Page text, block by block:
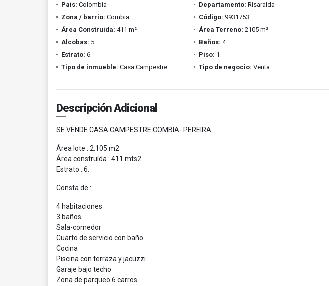
País: Colombia Departamento: Risaralda
Zona / barrio: Combia Código: 9931753
Área Construida: 411 m² Área Terreno: 2105 m²
Alcobas: 5 Baños: 4
Estrato: 6 Piso: 1
Tipo de inmueble: Casa Campestre Tipo de negocio: Venta
Descripción Adicional
SE VENDE CASA CAMPESTRE COMBIA- PEREIRA
Área lote : 2.105 m2
Área construída : 411 mts2
Estrato : 6.
Consta de :
4 habitaciones
3 baños
Sala-comedor
Cuarto de servicio con baño
Cocina
Piscina con terraza y jacuzzi
Garaje bajo techo
Zona de parqueo 6 carros